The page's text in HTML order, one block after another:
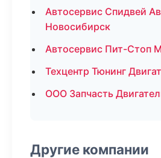
Автосервис Спидвей
Новосибирск
Автосервис Пит-Стоп
Техцентр Тюнинг
ООО Запчасть
Другие компании